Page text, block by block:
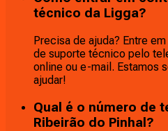
técnico da Ligga?
Precisa de ajuda? Entre
de suporte técnico pelo
online ou e-mail. Estamos
ajudar!
Qual é o número de
Ribeirão do Pinhal?